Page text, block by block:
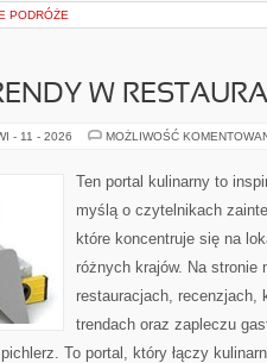
PODRÓŻE
W
- 11 - 2026 MOŻLIWOŚĆ
Ten portal kulinarny to
myślą o czytelnikach
które koncentruje się na
różnych krajów. Na stronie
restauracjach, recenzjach,
trendach oraz zapleczu
To portal, który łączy